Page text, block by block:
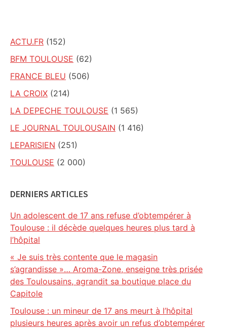
ACTU.FR (152)
BFM TOULOUSE (62)
FRANCE BLEU (506)
LA CROIX (214)
LA DEPECHE TOULOUSE (1 565)
LE JOURNAL TOULOUSAIN (1 416)
LEPARISIEN (251)
TOULOUSE (2 000)
DERNIERS ARTICLES
Un adolescent de 17 ans refuse d’obtempérer à
Toulouse : il décède quelques heures plus tard à
l’hôpital
« Je suis très contente que le magasin
s’agrandisse »… Aroma-Zone, enseigne très prisée
des Toulousains, agrandit sa boutique place du
Capitole
Toulouse : un mineur de 17 ans meurt à l’hôpital
plusieurs heures après avoir un refus d’obtempérer